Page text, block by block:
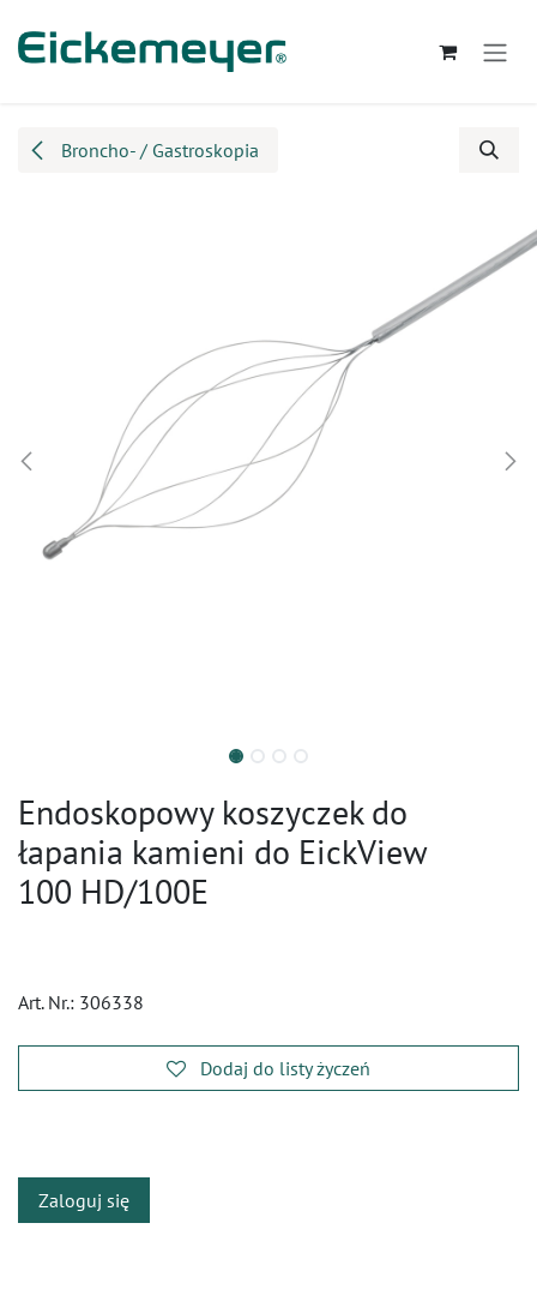
Broncho- / Gastroskopia
Endoskopowy koszyczek do
łapania kamieni do EickView
100 HD/100E
Art. Nr.: 306338
Dodaj do listy życzeń
Zaloguj się